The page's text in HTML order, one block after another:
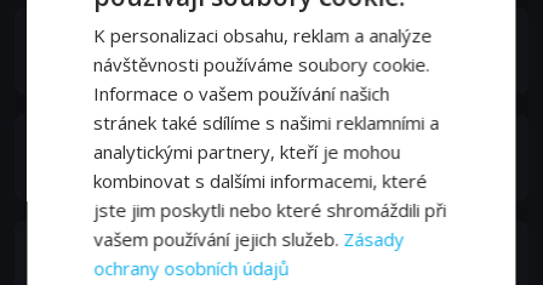
Killian Scott
Shazad Latif
Andy Nyman
K personalizaci obsahu, reklam a analýze
návštěvnosti používáme soubory cookie.
Informace o vašem používání našich
stránek také sdílíme s našimi reklamními a
analytickými partnery, kteří je mohou
kombinovat s dalšími informacemi, které
jste jim poskytli nebo které shromáždili při
vašem používání jejich služeb. Zásady
ochrany osobních údajů